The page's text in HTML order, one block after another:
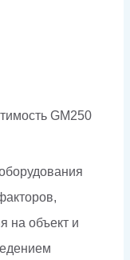
GM250
на объект и